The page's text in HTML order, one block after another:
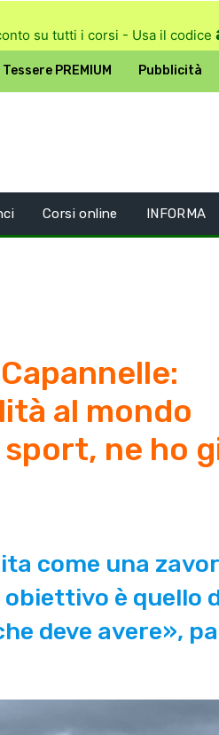
su tutti i corsi - Usa il codice
Tessere PREMIUM Pubblicità
Corsi online INFORMA
al mondo
sport, ne ho
come una
obiettivo è quello
deve avere»,